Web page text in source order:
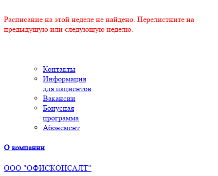
Расписание на этой неделе не найдено. Перелистните на
предыдущую или следующую неделю.
Контакты
Информация
для пациентов
Вакансии
Бонусная
программа
Абонемент
О компании
ООО "ОФИСКОНСАЛТ"